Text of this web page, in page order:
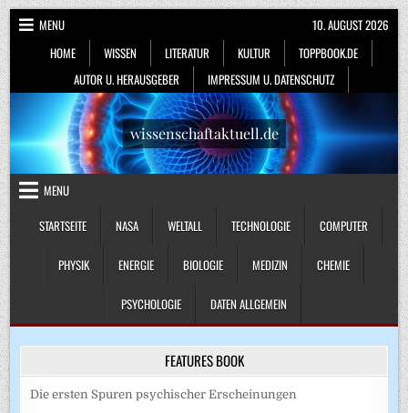
Skip
to
content
MENU
HOME
WISSEN LITERATUR KULTUR
TOPPBOOK.DE
AUTOR U. HERAUSGEBER
IMPRESSUM U. DATENSCHUTZ
10. AUGUST 2026
wissenschaftaktuell.de
MENU
STARTSEITE
NASA WELTALL TECHNOLOGIE COMPUTER
PHYSIK ENERGIE BIOLOGIE MEDIZIN CHEMIE
PSYCHOLOGIE DATEN ALLGEMEIN
FEATURES BOOK
Die ersten Spuren psychischer Erscheinungen